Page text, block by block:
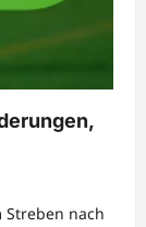
nach